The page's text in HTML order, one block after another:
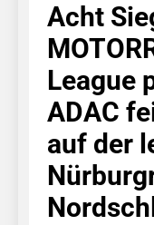
Acht
League
ADAC
auf der